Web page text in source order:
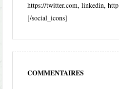
https://twitter.com, linkedin,
[/social_icons]
COMMENTAIRES